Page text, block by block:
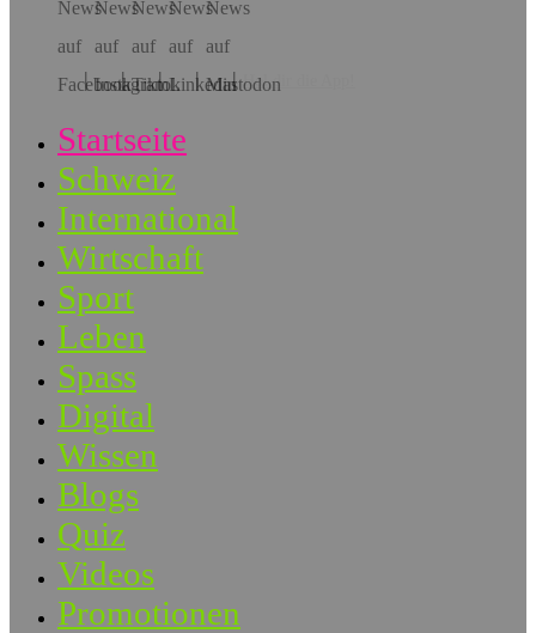
Hol dir die App!
Startseite
Schweiz
International
Wirtschaft
Sport
Leben
Spass
Digital
Wissen
Blogs
Quiz
Videos
Promotionen